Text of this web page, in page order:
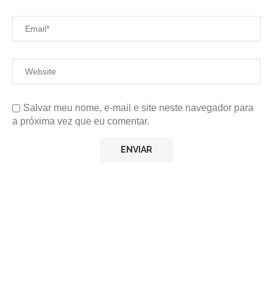
Salvar meu nome, e-mail e site neste navegador para
a próxima vez que eu comentar.